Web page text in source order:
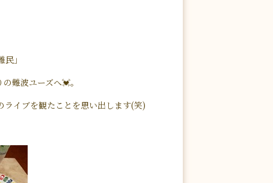
」
難波ユーズへ💓。
ライブを観たことを思い出します(笑)